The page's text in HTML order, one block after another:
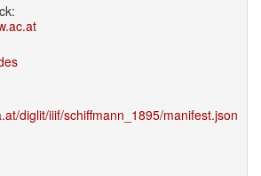
diglit/iiif/schiffmann_1895/manifest.json